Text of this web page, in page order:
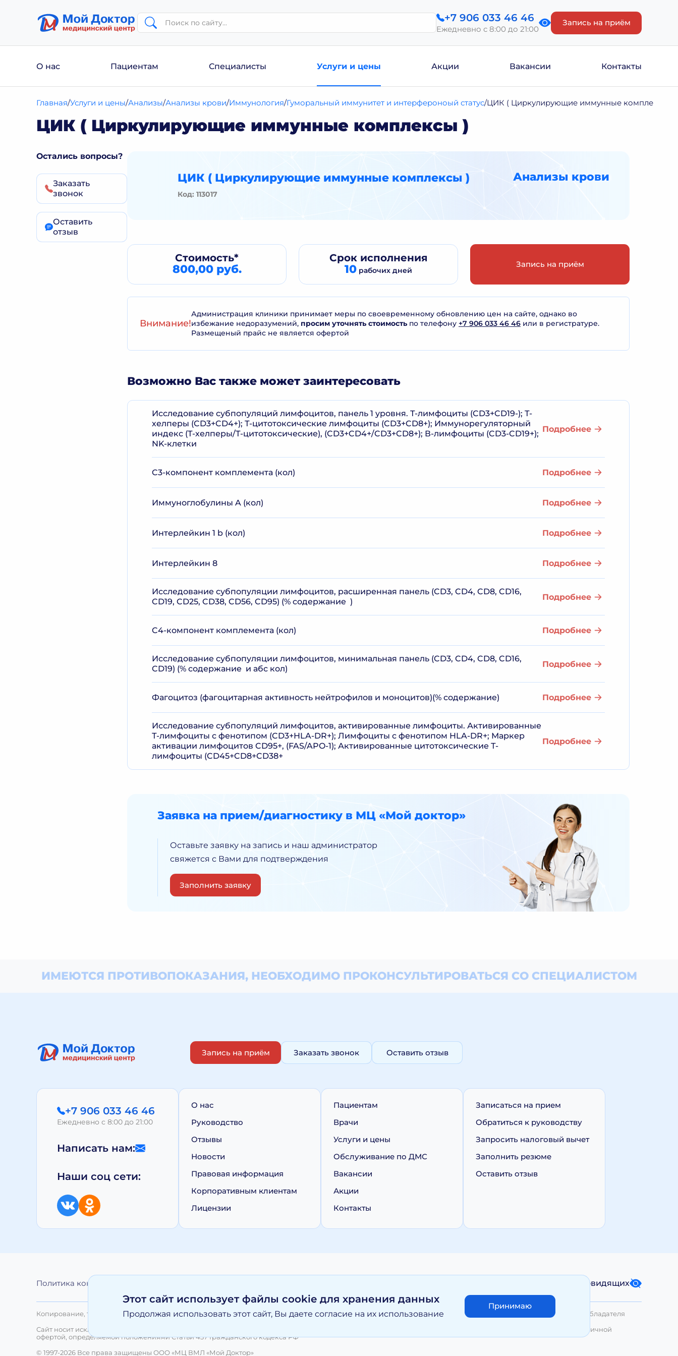
+7 906 033 46 46
Ежедневно с 8:00 до 21:00
Запись на приём
О нас Пациентам Специалисты Услуги и цены Акции Вакансии Контакты
Главная Услуги и цены Анализы Анализы крови Иммунология Гуморальный иммунитет и интерфероноый статус ЦИК ( Циркулирующие иммунные комплексы )
ЦИК ( Циркулирующие иммунные комплексы )
Остались вопросы?
Заказать
звонок
Оставить
отзыв
ЦИК ( Циркулирующие иммунные комплексы )
Код: 113017
Анализы крови
Стоимость*
800,00 руб.
Срокисполнения
10 рабочих дней
Запись на приём
Внимание!
Администрация клиники принимает меры по своевременному обновлению цен на сайте, однако во
избежание недоразумений, просим уточнять стоимостьпо телефону +7 906 033 46 46 или в регистратуре.
Размещеный прайс не является офертой
Возможно Вас также может заинтересовать
Исследование субпопуляций лимфоцитов, панель 1 уровня. Т-лимфоциты (CD3+CD19-); Т-
хелперы (CD3+CD4+); Т-цитотоксические лимфоциты (CD3+CD8+); Иммунорегуляторный
индекс (Т-хелперы/Т-цитотоксические), (CD3+CD4+/CD3+CD8+); В-лимфоциты (CD3-CD19+);
NK-клетки
Подробнее
C3-компонент комплемента (кол) Подробнее
Иммуноглобулины A (кол) Подробнее
Интерлейкин 1 b (кол) Подробнее
Интерлейкин 8 Подробнее
Исследование субпопуляции лимфоцитов, расширенная панель (CD3, CD4, CD8, CD16,
CD19, CD25, CD38, CD56, CD95) (% содержание )
Подробнее
C4-компонент комплемента (кол) Подробнее
Исследование субпопуляции лимфоцитов, минимальная панель (CD3, CD4, CD8, CD16,
CD19) (% содержание и абс кол)
Подробнее
Фагоцитоз (фагоцитарная активность нейтрофилов и моноцитов)(% содержание) Подробнее
Исследование субпопуляций лимфоцитов, активированные лимфоциты. Активированные
Т-лимфоциты с фенотипом (CD3+HLA-DR+); Лимфоциты с фенотипом HLA-DR+; Маркер
активации лимфоцитов CD95+, (FAS/APO-1); Активированные цитотоксические Т-
лимфоциты (CD45+CD8+CD38+
Подробнее
Заявка на прием/диагностику в МЦ «Мой доктор»
Оставьте заявку на запись и наш администратор
свяжется с Вами для подтверждения
Заполнить заявку
ИМЕЮТСЯ ПРОТИВОПОКАЗАНИЯ, НЕОБХОДИМОПРОКОНСУЛЬТИРОВАТЬСЯ СО СПЕЦИАЛИСТОМ
Запись на приём Заказать звонок Оставить отзыв
+7 906 033 46 46
Ежедневно с 8:00 до 21:00
Написать нам:
Наши соц сети:
О нас
Руководство
Отзывы
Новости
Правовая информация
Корпоративным клиентам
Лицензии
Пациентам
Врачи
Услуги и цены
Обслуживание по ДМС
Вакансии
Акции
Контакты
Записаться на прием
Обратиться к руководству
Запросить налоговый вычет
Заполнить резюме
Оставить отзыв
Версия для слабовидящих
Политика конфиденциальности
Копирование, тиражирование, а равно иное использование материалов, размещенных на moy-doktor.org возможно только с письменного разрешения Правообладателя
Сайт носит исключительно информационный характер и ни при каких условиях информационные материалы и цены, размещенные на сайте, не являются публичной
офертой, определяемой положениями Статьи 437 Гражданского кодекса РФ
© 1997-2026 Все права защищены ООО «МЦ ВМЛ «Мой Доктор»
Этот сайт использует файлы cookie для хранения данных
Продолжая использовать этот сайт, Вы даете согласие на их использование
Принимаю